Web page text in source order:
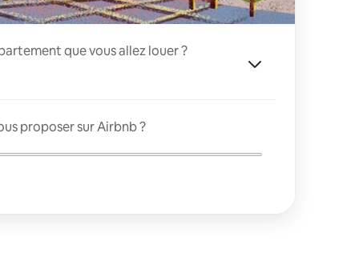
que vous allez louer ?
proposer sur Airbnb ?